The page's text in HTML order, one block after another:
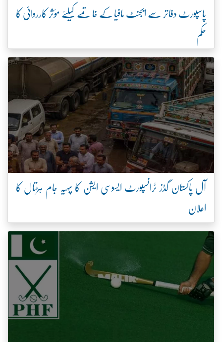
پاسپورٹ دفاتر سے ایجنٹ مافیا کے خاتمے کیلئے مؤثر کارروائی کا
حکم
آل پاکستان گڈز ٹرانسپورٹ ایسوسی ایشن کا پہیہ جام ہڑتال کا
اعلان